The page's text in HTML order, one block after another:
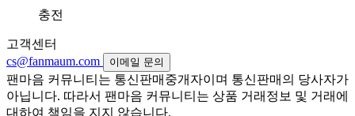
충전
고객센터
cs@fanmaum.com
이메일 문의
팬마음 커뮤니티는 통신판매중개자이며 통신판매의 당사자가
아닙니다. 따라서 팬마음 커뮤니티는 상품 거래정보 및 거래에
대하여 책임을 지지 않습니다.